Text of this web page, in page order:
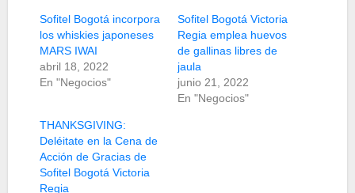
Sofitel Bogotá incorpora
los whiskies japoneses
MARS IWAI
abril 18, 2022
En "Negocios"
Sofitel Bogotá Victoria
Regia emplea huevos
de gallinas libres de
jaula
junio 21, 2022
En "Negocios"
THANKSGIVING:
Deléitate en la Cena de
Acción de Gracias de
Sofitel Bogotá Victoria
Regia